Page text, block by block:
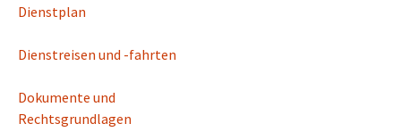
Dienstplan
Dienstreisen und -fahrten
Dokumente und
Rechtsgrundlagen